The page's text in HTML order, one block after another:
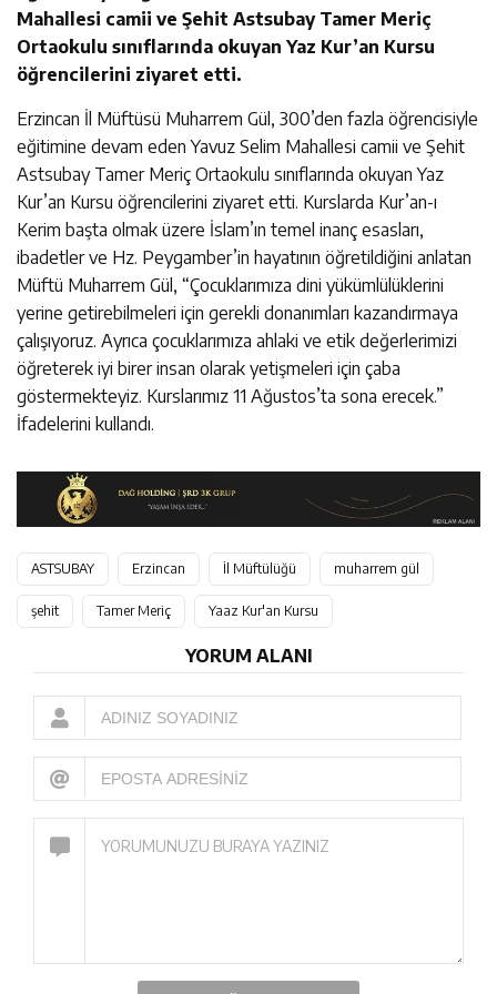
Mahallesi camii ve Şehit Astsubay Tamer Meriç
Ortaokulu sınıflarında okuyan Yaz Kur’an Kursu
öğrencilerini ziyaret etti.
Erzincan İl Müftüsü Muharrem Gül, 300’den fazla öğrencisiyle
eğitimine devam eden Yavuz Selim Mahallesi camii ve Şehit
Astsubay Tamer Meriç Ortaokulu sınıflarında okuyan Yaz
Kur’an Kursu öğrencilerini ziyaret etti. Kurslarda Kur’an-ı
Kerim başta olmak üzere İslam’ın temel inanç esasları,
ibadetler ve Hz. Peygamber’in hayatının öğretildiğini anlatan
Müftü Muharrem Gül, “Çocuklarımıza dini yükümlülüklerini
yerine getirebilmeleri için gerekli donanımları kazandırmaya
çalışıyoruz. Ayrıca çocuklarımıza ahlaki ve etik değerlerimizi
öğreterek iyi birer insan olarak yetişmeleri için çaba
göstermekteyiz. Kurslarımız 11 Ağustos’ta sona erecek.”
İfadelerini kullandı.
ASTSUBAY Erzincan İl Müftülüğü muharrem gül
şehit Tamer Meriç Yaaz Kur'an Kursu
YORUM ALANI